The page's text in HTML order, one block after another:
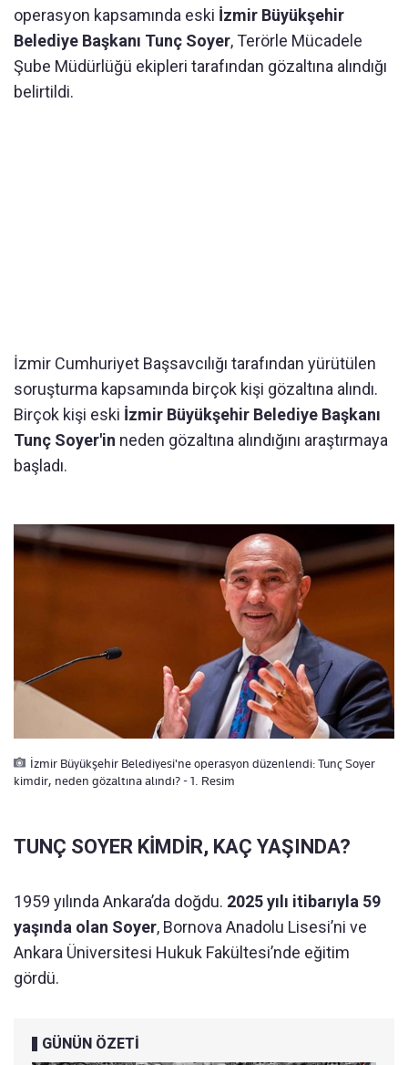
operasyon kapsamında eski İzmir Büyükşehir
Belediye Başkanı Tunç Soyer, Terörle Mücadele
Şube Müdürlüğü ekipleri tarafından gözaltına alındığı
belirtildi.
İzmir Cumhuriyet Başsavcılığı tarafından yürütülen
soruşturma kapsamında birçok kişi gözaltına alındı.
Birçok kişi eski İzmir Büyükşehir Belediye Başkanı
Tunç Soyer'in neden gözaltına alındığını araştırmaya
başladı.
İzmir Büyükşehir Belediyesi'ne operasyon düzenlendi: Tunç Soyer
kimdir, neden gözaltına alındı? - 1. Resim
TUNÇ SOYER KİMDİR, KAÇ YAŞINDA?
1959 yılında Ankara’da doğdu. 2025 yılı itibarıyla 59
yaşında olan Soyer, Bornova Anadolu Lisesi’ni ve
Ankara Üniversitesi Hukuk Fakültesi’nde eğitim
gördü.
GÜNÜN ÖZETİ